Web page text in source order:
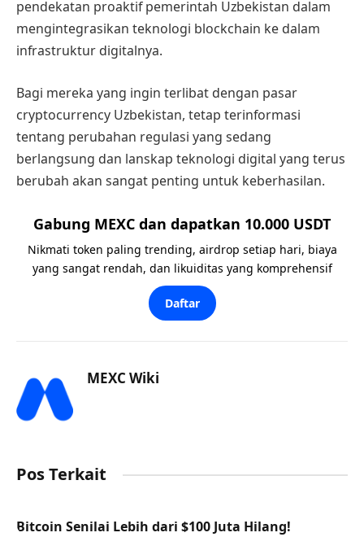
pendekatan proaktif pemerintah Uzbekistan dalam
mengintegrasikan teknologi blockchain ke dalam
infrastruktur digitalnya.
Bagi mereka yang ingin terlibat dengan pasar
cryptocurrency Uzbekistan, tetap terinformasi
tentang perubahan regulasi yang sedang
berlangsung dan lanskap teknologi digital yang terus
berubah akan sangat penting untuk keberhasilan.
Gabung MEXC dan dapatkan 10.000 USDT
Nikmati token paling trending, airdrop setiap hari, biaya
yang sangat rendah, dan likuiditas yang komprehensif
Daftar
MEXC Wiki
Pos Terkait
Bitcoin Senilai Lebih dari $100 Juta Hilang!